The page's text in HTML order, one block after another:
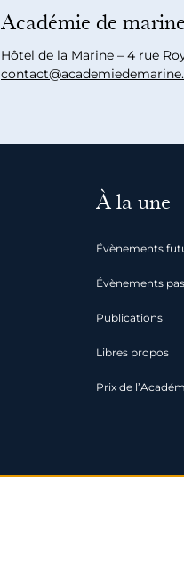
Académie de marine
Hôtel de la Marine – 4 rue
À la une
Évènements
Évènements
Publications
Libres propos
Prix de